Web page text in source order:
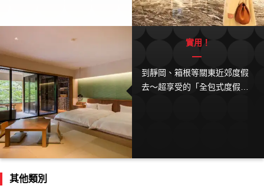
實用！
到靜岡、箱根等關東近郊度假
去～超享受的「全包式度假住
其他類別